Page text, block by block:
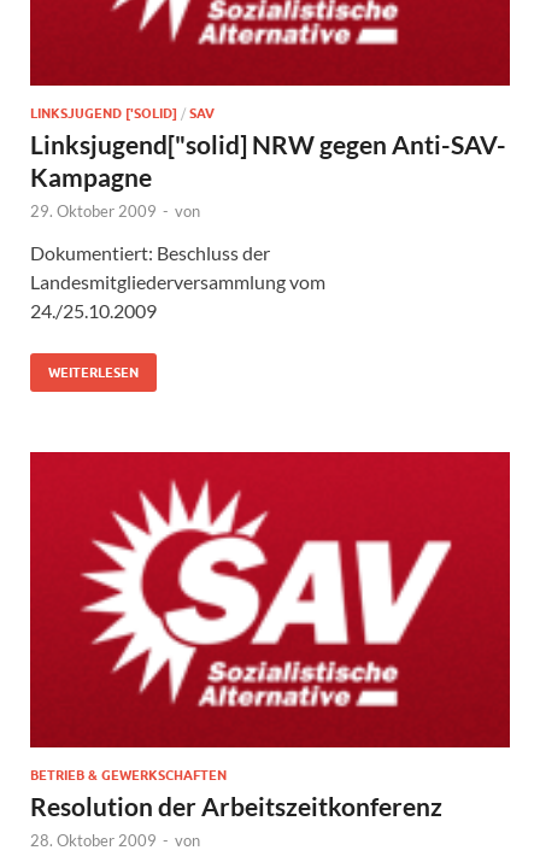
LINKSJUGEND ['SOLID] / SAV
Linksjugend["solid] NRW gegen Anti-SAV-
Kampagne
29. Oktober 2009 - von
Dokumentiert: Beschluss der
Landesmitgliederversammlung vom
24./25.10.2009
WEITERLESEN
BETRIEB & GEWERKSCHAFTEN
Resolution der Arbeitszeitkonferenz
28. Oktober 2009 - von